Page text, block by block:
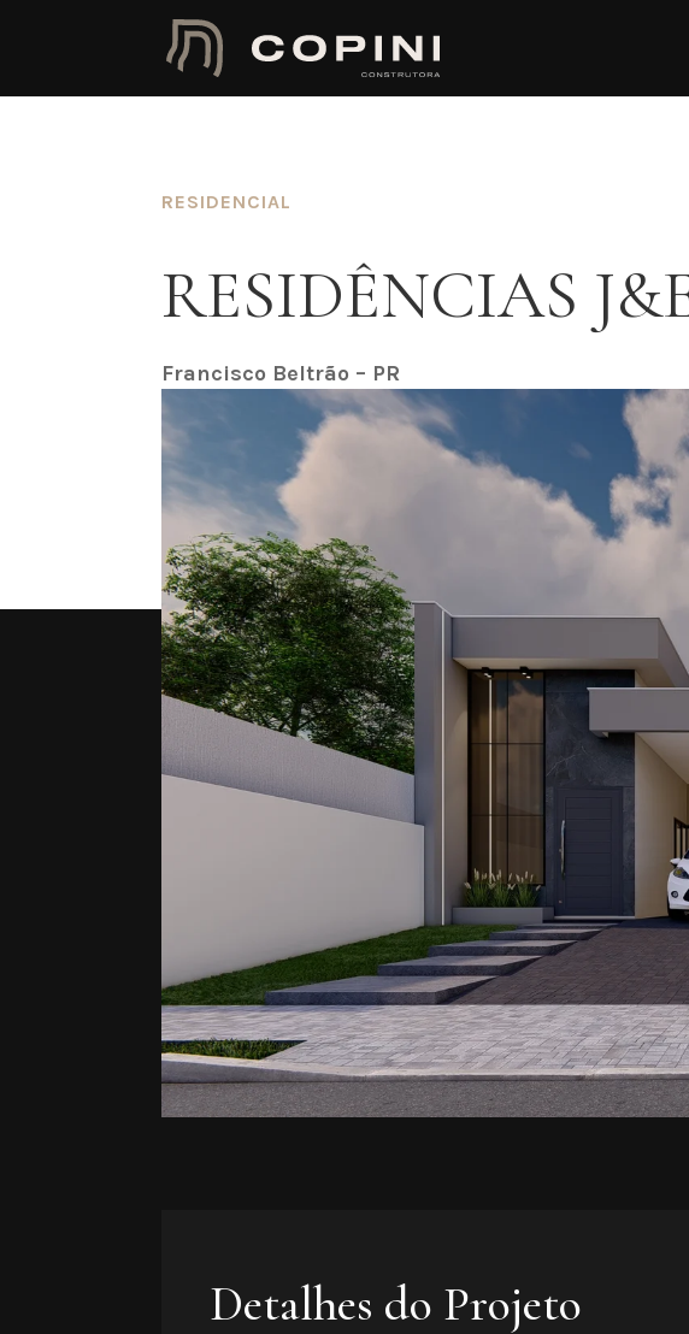
RESIDENCIAL
RESIDÊNCIAS
Francisco Beltrão – PR
Detalhes do Projeto